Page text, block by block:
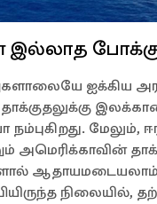
இல்லாத
ஐக்கிய
நம்புகிறது. மேலும்,
அமெரிக்காவின்
ஆதாயமடையலாம்
நிலையில்,